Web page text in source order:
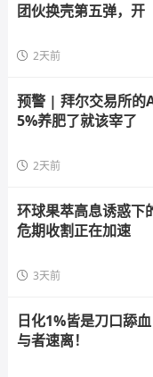
团伙换壳第五弹，开
2天前
预警 | 拜尔交易所的
5%养肥了就该宰了
2天前
环球果萃高息诱惑下
危期收割正在加速
3天前
日化1%皆是刀口舔
与者速离！